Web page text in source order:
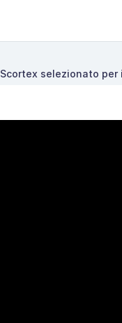
Scortex selezionato per